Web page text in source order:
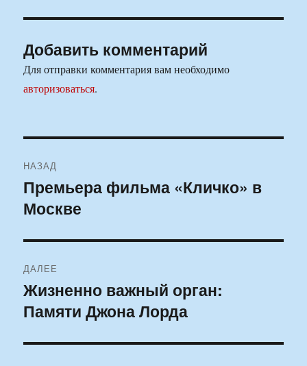
Добавить комментарий
Для отправки комментария вам необходимо
авторизоваться.
по
записям
НАЗАД
Предыдущая
запись:
Премьера фильма «Кличко» в
Москве
ДАЛЕЕ
Следующая
запись:
Жизненно важный орган:
Памяти Джона Лорда